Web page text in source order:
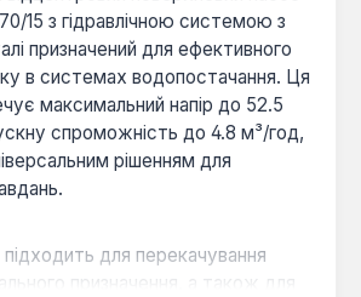
15 з гідравлічною системою з
призначений для ефективного
в системах водопостачання. Ця
максимальний напір до 52.5
спроможність до 4.8 м³/год,
рішенням для
для перекачування
призначення, а також для